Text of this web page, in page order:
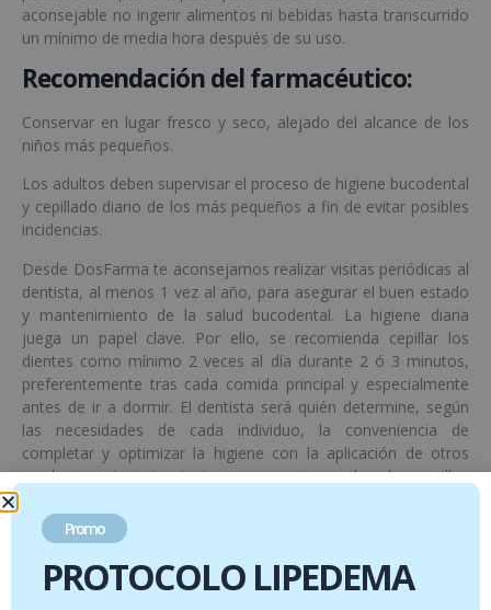
aconsejable no ingerir alimentos ni bebidas hasta transcurrido
un mínimo de media hora después de su uso.
Recomendación del farmacéutico:
Conservar en lugar fresco y seco, alejado del alcance de los
niños más pequeños.
Los adultos deben supervisar el proceso de higiene bucodental
y cepillado diario de los más pequeños a fin de evitar posibles
incidencias.
Desde DosFarma te aconsejamos realizar visitas periódicas al
dentista, al menos 1 vez al año, para asegurar el buen estado
y mantenimiento de la salud bucodental. La higiene diaria
juega un papel clave. Por ello, se recomienda cepillar los
dientes como mínimo 2 veces al día durante 2 ó 3 minutos,
preferentemente tras cada comida principal y especialmente
antes de ir a dormir. El dentista será quién determine, según
las necesidades de cada individuo, la conveniencia de
completar y optimizar la higiene con la aplicación de otros
productos y/o tratamientos como enjuague bucal o cepillos
Productos relacionados
Promo
PROTOCOLO LIPEDEMA